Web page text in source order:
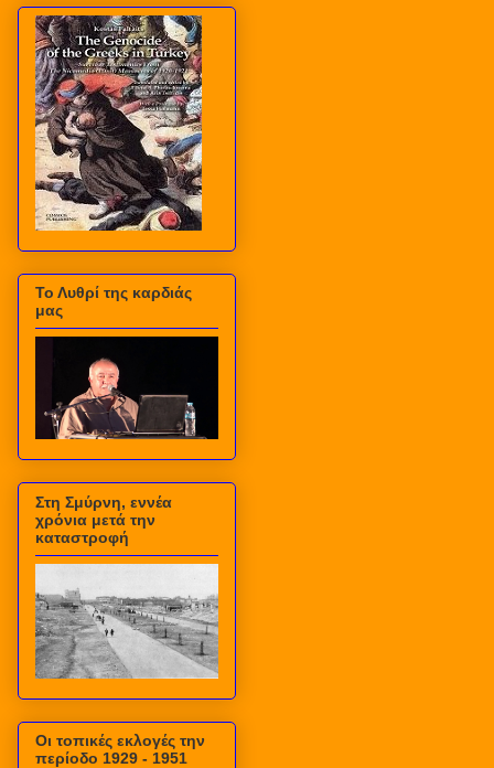
Το Λυθρί της καρδιάς
μας
Στη Σμύρνη, εννέα
χρόνια μετά την
καταστροφή
Οι τοπικές εκλογές την
περίοδο 1929 - 1951